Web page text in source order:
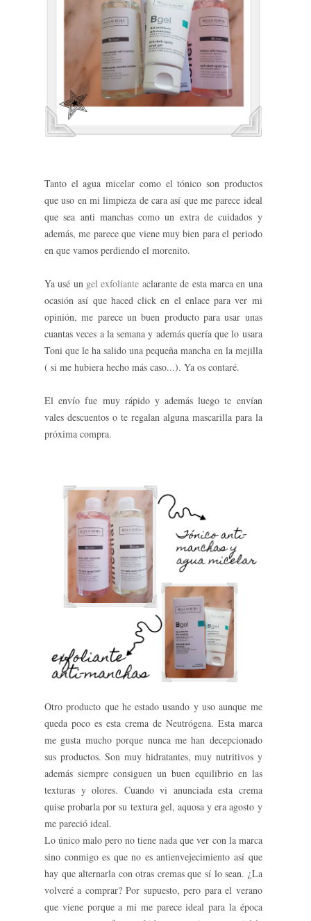
Tanto el agua micelar como el tónico son productos
que uso en mi limpieza de cara así que me parece ideal
que sea anti manchas como un extra de cuidados y
además, me parece que viene muy bien para el periodo
en que vamos perdiendo el morenito.
Ya usé un gel exfoliante aclarante de esta marca en una
ocasión así que haced click en el enlace para ver mi
opinión, me parece un buen producto para usar unas
cuantas veces a la semana y además quería que lo usara
Toni que le ha salido una pequeña mancha en la mejilla
( si me hubiera hecho más caso...). Ya os contaré.
El envío fue muy rápido y además luego te envían
vales descuentos o te regalan alguna mascarilla para la
próxima compra.
Otro producto que he estado usando y uso aunque me
queda poco es esta crema de Neutrógena. Esta marca
me gusta mucho porque nunca me han decepcionado
sus productos. Son muy hidratantes, muy nutritivos y
además siempre consiguen un buen equilibrio en las
texturas y olores. Cuando vi anunciada esta crema
quise probarla por su textura gel, aquosa y era agosto y
me pareció ideal.
Lo único malo pero no tiene nada que ver con la marca
sino conmigo es que no es antienvejecimiento así que
hay que alternarla con otras cremas que sí lo sean. ¿La
volveré a comprar? Por supuesto, pero para el verano
que viene porque a mi me parece ideal para la época